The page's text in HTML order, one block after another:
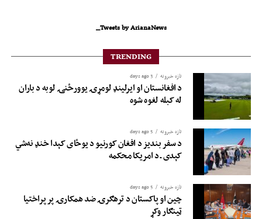
Tweets by ArianaNews_
TRENDING
تازه خبرونه 3 days ago
د افغانستان او ایرلینډ لومړۍ یوورځنۍ لوبه د باران
له کبله لغوه شوه
تازه خبرونه 5 days ago
د سفر بندیز د افغان کورنیو د یوځای کېدا خنډ نه‌شي
کېدی ـ د امریکا محکمه
تازه خبرونه 5 days ago
چین او پاکستان د ترهګرۍ ضد همکارۍ پر پراختیا
ټینګار وکړ